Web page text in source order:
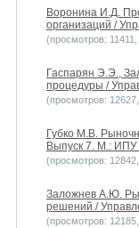
Воронина И.Д.
организаций /
(просмотров:
Гаспарян Э.Э.,
процедуры /
(просмотров:
Губко М.В.
Выпуск 7. М.:
(просмотров:
Заложнев А.Ю.
решений /
(просмотров: